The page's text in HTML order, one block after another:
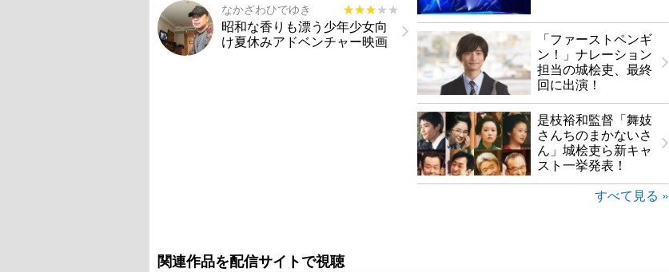
なかざわひでゆき ★★★★★
★★★★★
昭和な香りも漂う少年少女向
け夏休みアドベンチャー映画
「ファーストペンギ
ン！」ナレーション
担当の城桧吏、最終
回に出演！
是枝裕和監督「舞妓
さんちのまかないさ
ん」城桧吏ら新キャ
スト一挙発表！
すべて見る »
関連作品を配信サイトで視聴